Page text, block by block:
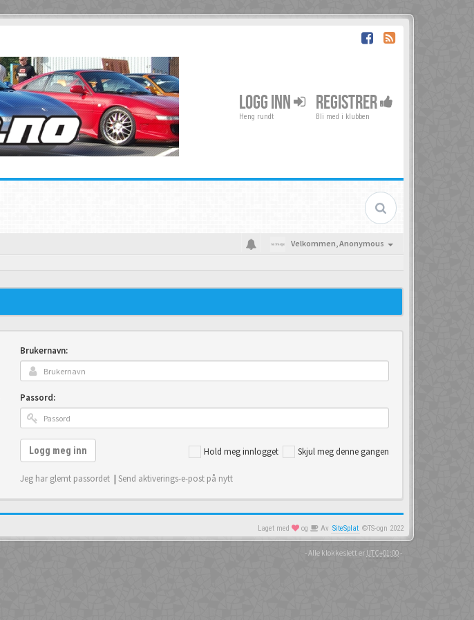
LOGG INN
Heng rundt
REGISTRER
Bli med i klubben
Velkommen,Anonymous
Brukernavn:
Passord:
Hold meg innlogget Skjul meg denne gangen
Logg meg inn
Jeg har glemt passordet | Send aktiverings-e-post på nytt
Laget med og Av SiteSplat ©TS-ogn 2022
- Alle klokkeslett er UTC+01:00-